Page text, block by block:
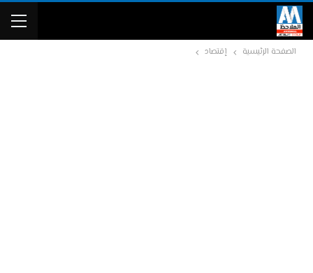
الصفحة الرئيسية إقتصاد